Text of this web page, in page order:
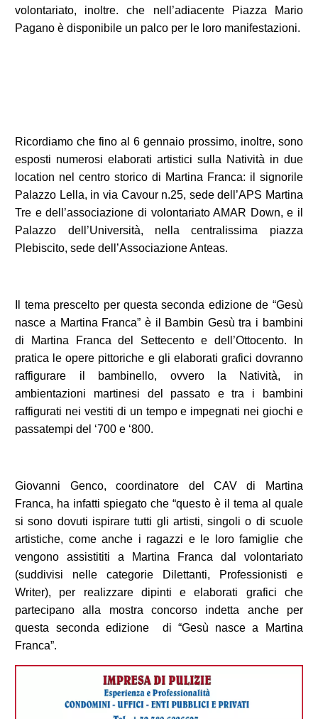
volontariato, inoltre. che nell’adiacente Piazza Mario
Pagano è disponibile un palco per le loro manifestazioni.
Ricordiamo che fino al 6 gennaio prossimo, inoltre, sono
esposti numerosi elaborati artistici sulla Natività in due
location nel centro storico di Martina Franca: il signorile
Palazzo Lella, in via Cavour n.25, sede dell’APS Martina
Tre e dell’associazione di volontariato AMAR Down, e il
Palazzo dell’Università, nella centralissima piazza
Plebiscito, sede dell’Associazione Anteas.
Il tema prescelto per questa seconda edizione de “Gesù
nasce a Martina Franca” è il Bambin Gesù tra i bambini
di Martina Franca del Settecento e dell’Ottocento. In
pratica le opere pittoriche e gli elaborati grafici dovranno
raffigurare il bambinello, ovvero la Natività, in
ambientazioni martinesi del passato e tra i bambini
raffigurati nei vestiti di un tempo e impegnati nei giochi e
passatempi del ‘700 e ‘800.
Giovanni Genco, coordinatore del CAV di Martina
Franca, ha infatti spiegato che “questo è il tema al quale
si sono dovuti ispirare tutti gli artisti, singoli o di scuole
artistiche, come anche i ragazzi e le loro famiglie che
vengono assistititi a Martina Franca dal volontariato
(suddivisi nelle categorie Dilettanti, Professionisti e
Writer), per realizzare dipinti e elaborati grafici che
partecipano alla mostra concorso indetta anche per
questa seconda edizione di “Gesù nasce a Martina
Franca”.